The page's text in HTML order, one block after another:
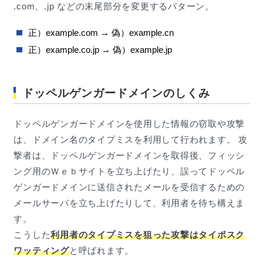
.com、.jp などの末尾部分を変更するパターン。
正）example.com → 偽）example.cn
正）example.co.jp → 偽）example.jp
ドッペルゲンガードメインのしくみ
ドッペルゲンガードメインを使用した情報の窃取や攻撃
は、ドメイン名のタイプミスを利用して行われます。 攻
撃者は、ドッペルゲンガードメインを取得後、フィッシ
ング用のＷｅｂサイトを立ち上げたり、誤ってドッペル
ゲンガードメインに送信されたメールを受信するための
メールサーバを立ち上げたりして、利用者を待ち構えま
す。
こうした利用者のタイプミスを狙った攻撃はタイポスク
ワッティングと呼ばれます。